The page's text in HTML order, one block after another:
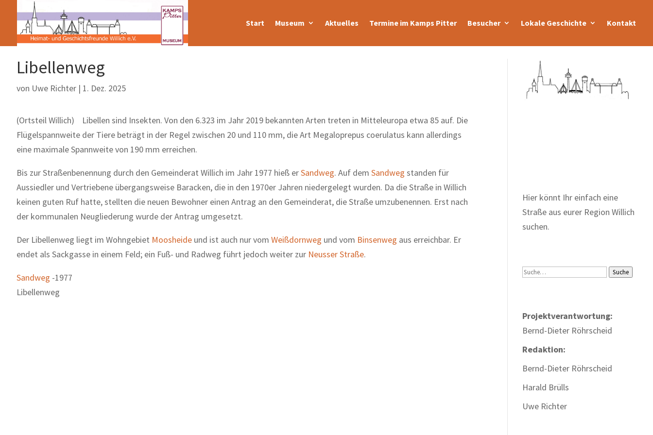
Start Museum Aktuelles Termine im Kamps Pitter Besucher Lokale Geschichte Kontakt
Libellenweg
von Uwe Richter| 1. Dez. 2025
(Ortsteil Willich) Libellen sind Insekten. Von den 6.323 im Jahr 2019 bekannten Arten treten in Mitteleuropa etwa 85 auf. Die
Flügelspannweite der Tiere beträgt in der Regel zwischen 20 und 110 mm, die Art Megaloprepus coerulatus kann allerdings
eine maximale Spannweite von 190 mm erreichen.
Bis zur Straßenbenennung durch den Gemeinderat Willich im Jahr 1977 hieß erSandweg. Auf dem Sandweg standen für
Aussiedler und Vertriebene übergangsweise Baracken, die in den 1970er Jahren niedergelegt wurden. Da die Straße in Willich
keinen guten Ruf hatte, stellten die neuen Bewohner einen Antrag an den Gemeinderat, die Straße umzubenennen. Erst nach
der kommunalen Neugliederung wurde der Antrag umgesetzt.
Der Libellenweg liegt im Wohngebiet Moosheideund ist auch nur vom Weißdornweg und vom Binsenweg aus erreichbar. Er
endet als Sackgasse in einem Feld; ein Fuß- und Radweg führt jedoch weiter zur Neusser Straße.
Sandweg -1977
Libellenweg
Hier könnt Ihr einfach eine
Straße aus eurer Region Willich
suchen.
Suche Suche
Projektverantwortung:
Bernd-Dieter Röhrscheid
Redaktion:
Bernd-Dieter Röhrscheid
Harald Brülls
Uwe Richter